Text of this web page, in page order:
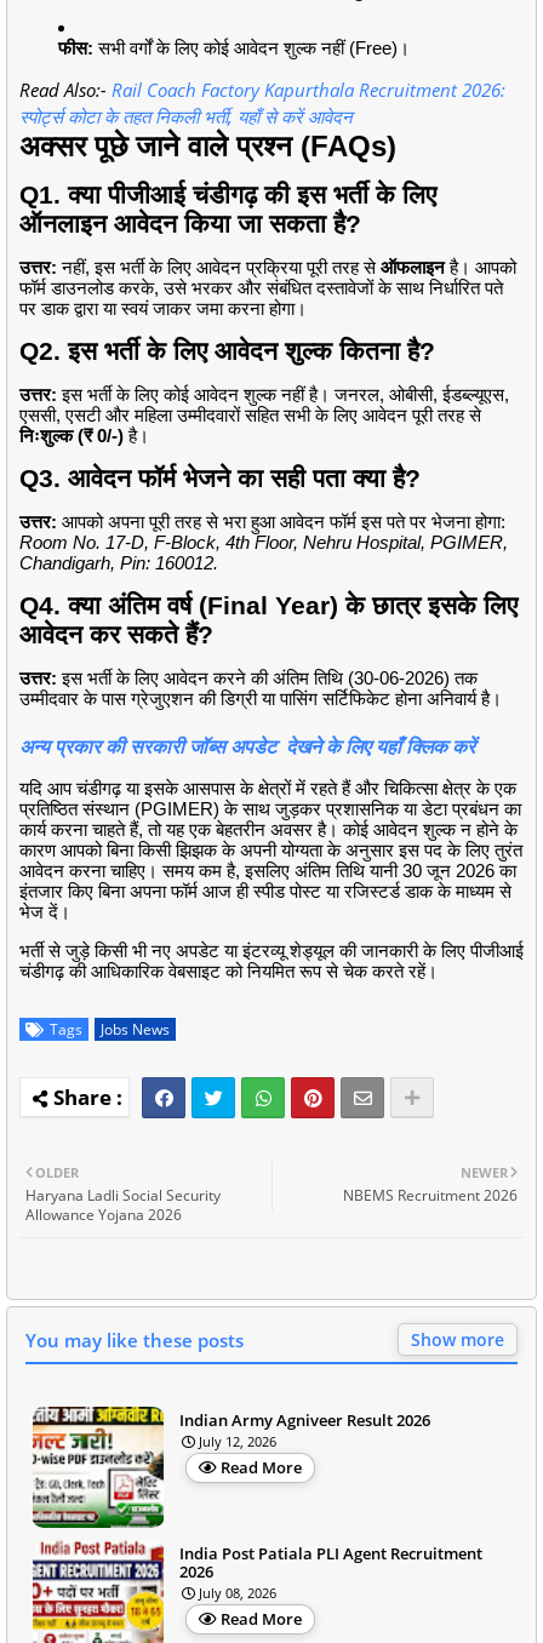
फीस: सभी वर्गों के लिए कोई आवेदन शुल्क नहीं (Free)।
Read Also:- Rail Coach Factory Kapurthala Recruitment 2026:
स्पोर्ट्स कोटा के तहत निकली भर्ती, यहाँ से करें आवेदन
अक्सर पूछे जाने वाले प्रश्न (FAQs)
Q1. क्या पीजीआई चंडीगढ़ की इस भर्ती के लिए
ऑनलाइन आवेदन किया जा सकता है?
उत्तर: नहीं, इस भर्ती के लिए आवेदन प्रक्रिया पूरी तरह सेऑफलाइनहै। आपको
फॉर्म डाउनलोड करके, उसे भरकर और संबंधित दस्तावेजों के साथ निर्धारित पते
पर डाक द्वारा या स्वयं जाकर जमा करना होगा।
Q2. इस भर्ती के लिए आवेदन शुल्क कितना है?
उत्तर: इस भर्ती के लिए कोई आवेदन शुल्क नहीं है। जनरल, ओबीसी, ईडब्ल्यूएस,
एससी, एसटी और महिला उम्मीदवारों सहित सभी के लिए आवेदन पूरी तरह से
निःशुल्क (₹ 0/-)है।
Q3. आवेदन फॉर्म भेजने का सही पता क्या है?
उत्तर: आपको अपना पूरी तरह से भरा हुआ आवेदन फॉर्म इस पते पर भेजना होगा:
Room No. 17-D, F-Block, 4th Floor, Nehru Hospital, PGIMER,
Chandigarh, Pin: 160012.
Q4. क्या अंतिम वर्ष (Final Year) के छात्र इसके लिए
आवेदन कर सकते हैं?
उत्तर: इस भर्ती के लिए आवेदन करने की अंतिम तिथि (30-06-2026) तक
उम्मीदवार के पास ग्रेजुएशन की डिग्री या पासिंग सर्टिफिकेट होना अनिवार्य है।
अन्य प्रकार की सरकारी जॉब्स अपडेट देखने के लिए यहाँ क्लिक करें
यदि आप चंडीगढ़ या इसके आसपास के क्षेत्रों में रहते हैं और चिकित्सा क्षेत्र के एक
प्रतिष्ठित संस्थान (PGIMER) के साथ जुड़कर प्रशासनिक या डेटा प्रबंधन का
कार्य करना चाहते हैं, तो यह एक बेहतरीन अवसर है। कोई आवेदन शुल्क न होने के
कारण आपको बिना किसी झिझक के अपनी योग्यता के अनुसार इस पद के लिए तुरंत
आवेदन करना चाहिए। समय कम है, इसलिए अंतिम तिथि यानी 30 जून 2026 का
इंतजार किए बिना अपना फॉर्म आज ही स्पीड पोस्ट या रजिस्टर्ड डाक के माध्यम से
भेज दें।
भर्ती से जुड़े किसी भी नए अपडेट या इंटरव्यू शेड्यूल की जानकारी के लिए पीजीआई
चंडीगढ़ की आधिकारिक वेबसाइट को नियमित रूप से चेक करते रहें।
Tags Jobs News
NEWER
NBEMS Recruitment 2026
OLDER
Haryana Ladli Social Security
Allowance Yojana 2026
You may like these posts Show more
Indian Army Agniveer Result 2026
July 12, 2026
Read More
India Post Patiala PLI Agent Recruitment
2026
July 08, 2026
Read More